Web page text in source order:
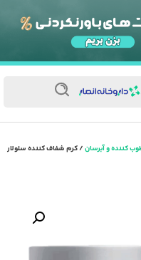
کننده و آبرسان/ کرم شفاف کننده سلولار